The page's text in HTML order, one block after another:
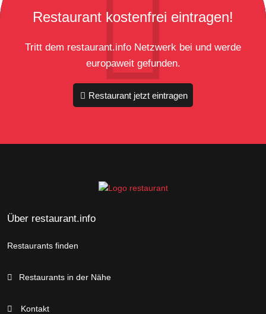
Restaurant kostenfrei eintragen!
Tritt dem restaurant.info Netzwerk bei und werde
europaweit gefunden.
Restaurant jetzt eintragen
Über restaurant.info
Restaurants finden
Restaurants in der Nähe
Kontakt